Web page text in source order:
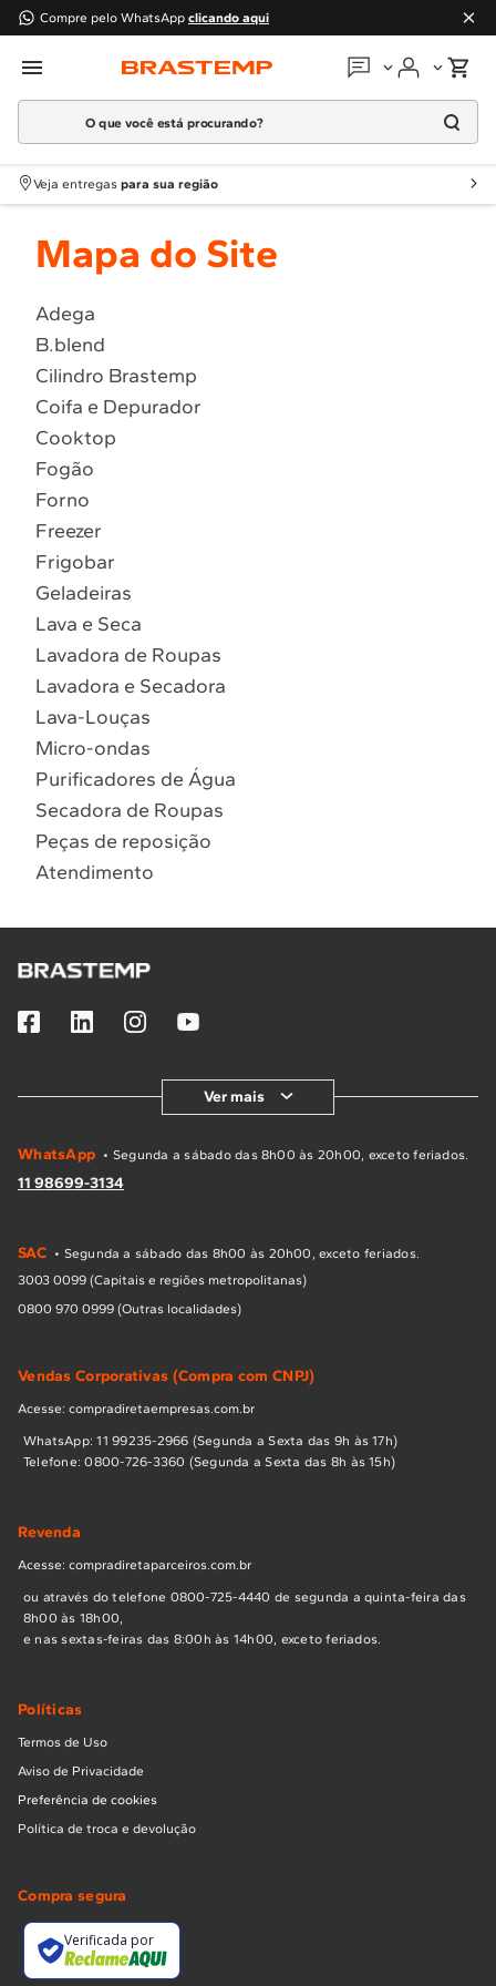
Compre pelo WhatsApp clicando aqui
Em que podemos
Atendimento Brastemp
Localizar assistência técnica
O que você está procurando?
Termos mais buscados
1º Geladeira
2
Fogao
4 º Lava Louça
5 º Cooktop
6º Microondas Brastemp
7º Forno
8º Embutir
9º Combos
Veja entregas para sua região
Mapa do Site
Adega
B.blend
Cilindro Brastemp
Coifa e Depurador
Cooktop
Fogão
Forno
Freezer
Frigobar
Geladeiras
Lava e Seca
Lavadora de Roupas
Lavadora e Secadora
Lava-Louças
Micro-ondas
Purificadores de Água
Secadora de Roupas
Peças de reposição
Atendimento
Ver mais
WhatsApp • Segunda a sábado das 8h00 às 20h00, exceto feriados.
11 98699-3134
SAC • Segunda a sábado das 8h00 às 20h00, exceto feriados.
3003 0099 (Capitais e regiões metropolitanas)
0800 970 0999 (Outras localidades)
Vendas Corporativas (Compra com CNPJ)
Acesse: compradiretaempresas.com.br
WhatsApp: 11 99235-2966 (Segunda a Sexta das 9h às 17h)
Telefone: 0800-726-3360 (Segunda a Sexta das 8h às 15h)
Revenda
Acesse: compradiretaparceiros.com.br
ou através do telefone 0800-725-4440 de segunda a quinta-feira das
8h00 às 18h00,
e nas sextas-feiras das 8:00h às 14h00, exceto feriados.
Políticas
Termos de Uso
Aviso de Privacidade
Preferência de cookies
Política de troca e devolução
Compra segura
Verificada por